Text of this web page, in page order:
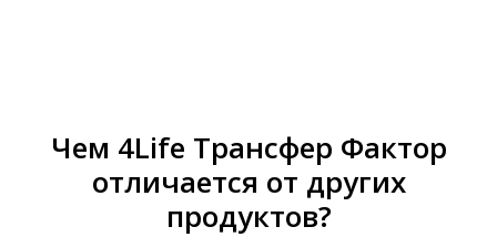
Чем 4Life Трансфер Фактор
отличается от других
продуктов?